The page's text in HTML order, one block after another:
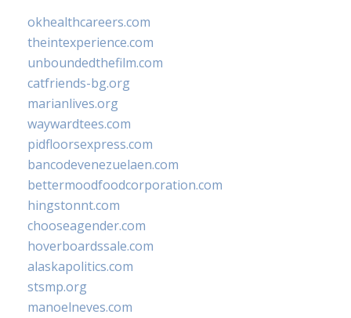
okhealthcareers.com
theintexperience.com
unboundedthefilm.com
catfriends-bg.org
marianlives.org
waywardtees.com
pidfloorsexpress.com
bancodevenezuelaen.com
bettermoodfoodcorporation.com
hingstonnt.com
chooseagender.com
hoverboardssale.com
alaskapolitics.com
stsmp.org
manoelneves.com